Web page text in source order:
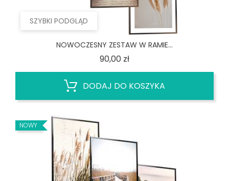
SZYBKI PODGLĄD
NOWOCZESNY ZESTAW W RAMIE...
90,00 złCena
DODAJ DO KOSZYKA
NOWY